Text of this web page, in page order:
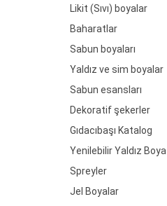
Likit (Sıvı) boyalar
Baharatlar
Sabun boyaları
Yaldız ve sim boyalar
Sabun esansları
Dekoratif şekerler
Gıdacıbaşı Katalog
Yenilebilir Yaldız Boya
Spreyler
Jel Boyalar